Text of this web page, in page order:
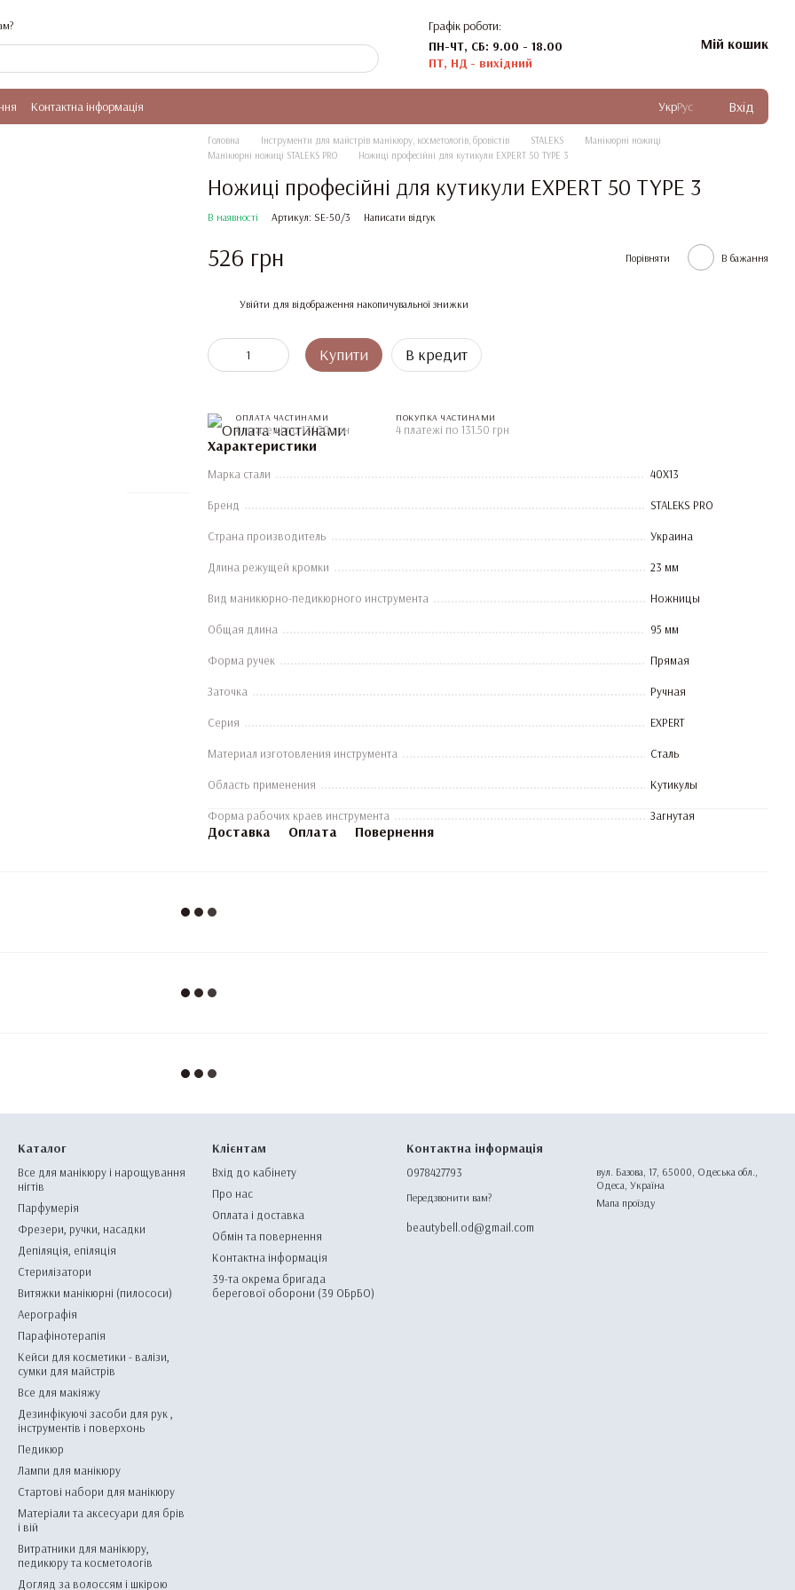
Графік роботи:
ПН-ЧТ, СБ: 9.00 - 18.00
ПТ, НД - вихідний
Мій кошик
Контактна інформація УкрРус Вхід
Головна Інструменти для майстрів манікюру, косметологів, бровістів STALEKS
Манікюрні ножиці
Манікюрні ножиці STALEKS PRO
Ножиці професійні для кутикули EXPERT 50 TYPE 3
Ножиці професійні для кутикули EXPERT 50 TYPE 3
В наявності Артикул: SE-50/3 Написати відгук
526 грн Порівняти В бажання
Увійти для відображення накопичувальної знижки
Купити В кредит
ОПЛАТА ЧАСТИНАМИ
4 платежі по 131.50 грн
ПОКУПКА ЧАСТИНАМИ
4 платежі по 131.50 грн
Характеристики
Марка стали 40Х13
Бренд STALEKS PRO
Страна производитель Украина
Длина режущей кромки 23 мм
Вид маникюрно-педикюрного инструмента Ножницы
Общая длина 95 мм
Форма ручек Прямая
Заточка Ручная
Серия EXPERT
Материал изготовления инструмента Сталь
Область применения Кутикулы
Форма рабочих краев инструмента Загнутая
Доставка Оплата Повернення
Каталог
Все для манікюру і нарощування
нігтів
Парфумерія
Фрезери, ручки, насадки
Депіляція, епіляція
Стерилізатори
Витяжки манікюрні (пилососи)
Аерографія
Парафінотерапія
Кейси для косметики - валізи,
сумки для майстрів
Все для макіяжу
Дезинфікуючі засоби для рук ,
інструментів і поверхонь
Педикюр
Лампи для манікюру
Стартові набори для манікюру
Матеріали та аксесуари для брів
і вій
Витратники для манікюру,
педикюру та косметологів
Догляд за волоссям і шкірою
Клієнтам
Вхід до кабінету
Про нас
Оплата і доставка
Обмін та повернення
Контактна інформація
39-та окрема бригада
берегової оборони (39 ОБрБО)
Контактна інформація
0978427793
Передзвонити вам?
beautybell.od@gmail.com
вул. Базова, 17, 65000, Одеська обл.,
Одеса, Україна
Мапа проїзду